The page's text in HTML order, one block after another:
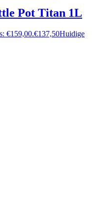
Pot Titan 1L
€159,00.€137,50Huidige